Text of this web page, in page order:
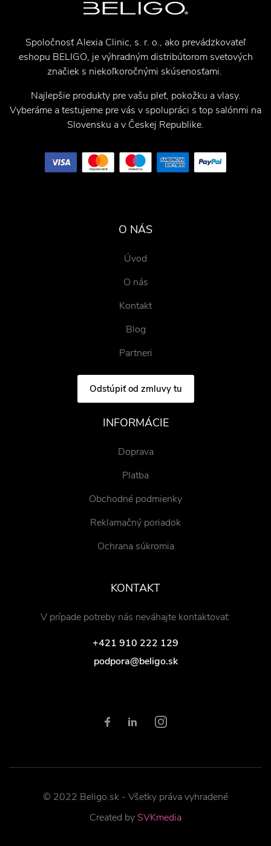
Spoločnosť Alexia Clinic, s. r. o., ako prevádzkovateľ
eshopu BELIGO, je výhradným distribútorom svetových
značiek s niekoľkoročnými skúsenosťami.
Najlepšie produkty pre vašu pleť, pokožku a vlasy.
Vyberáme a testujeme pre vás v spolupráci s top salónmi na
Slovensku a v Českej Republike.
O NÁS
Úvod
O nás
Kontakt
Blog
Partneri
Odstúpiť od zmluvy tu
INFORMÁCIE
Doprava
Platba
Obchodné podmienky
Reklamačný poriadok
Ochrana súkromia
KONTAKT
V prípade potreby nás neváhajte kontaktovať:
+421 910 222 129
podpora@beligo.sk
© 2022 Beligo.sk - Všetky práva vyhradené
Created by SVKmedia